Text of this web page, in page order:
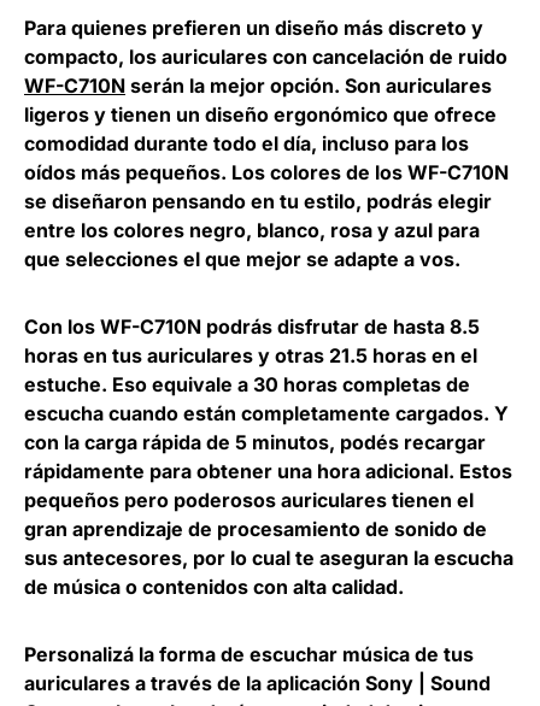
Para quienes prefieren un diseño más discreto y
compacto, los auriculares con cancelación de ruido
WF-C710N serán la mejor opción. Son auriculares
ligeros y tienen un diseño ergonómico que ofrece
comodidad durante todo el día, incluso para los
oídos más pequeños. Los colores de los WF-C710N
se diseñaron pensando en tu estilo, podrás elegir
entre los colores negro, blanco, rosa y azul para
que selecciones el que mejor se adapte a vos.
Con los WF-C710N podrás disfrutar de hasta 8.5
horas en tus auriculares y otras 21.5 horas en el
estuche. Eso equivale a 30 horas completas de
escucha cuando están completamente cargados. Y
con la carga rápida de 5 minutos, podés recargar
rápidamente para obtener una hora adicional. Estos
pequeños pero poderosos auriculares tienen el
gran aprendizaje de procesamiento de sonido de
sus antecesores, por lo cual te aseguran la escucha
de música o contenidos con alta calidad.
Personalizá la forma de escuchar música de tus
auriculares a través de la aplicación Sony | Sound